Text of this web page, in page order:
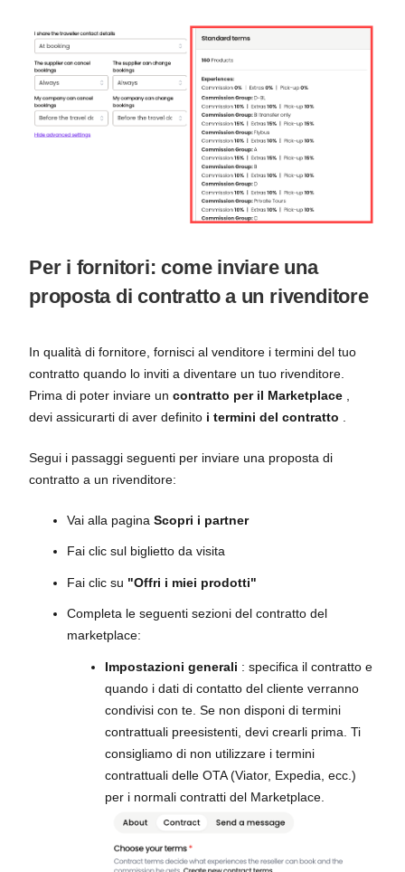
Per i fornitori: come inviare una
proposta di contratto a un rivenditore
In qualità di fornitore, fornisci al venditore i termini del tuo
contratto quando lo inviti a diventare un tuo rivenditore.
Prima di poter inviare un contratto per il Marketplace
devi assicurarti di aver definito i termini del contratto
Segui i passaggi seguenti per inviare una proposta di
contratto a un rivenditore:
Vai alla pagina Scopri i partner
Fai clic sul biglietto da visita
Fai clic su "Offri i miei prodotti"
Completa le seguenti sezioni del contratto del
marketplace:
Impostazioni generali : specifica il contratto e
quando i dati di contatto del cliente verranno
condivisi con te. Se non disponi di termini
contrattuali preesistenti, devi crearli prima. Ti
consigliamo di non utilizzare i termini
contrattuali delle OTA (Viator, Expedia, ecc.)
per i normali contratti del Marketplace.